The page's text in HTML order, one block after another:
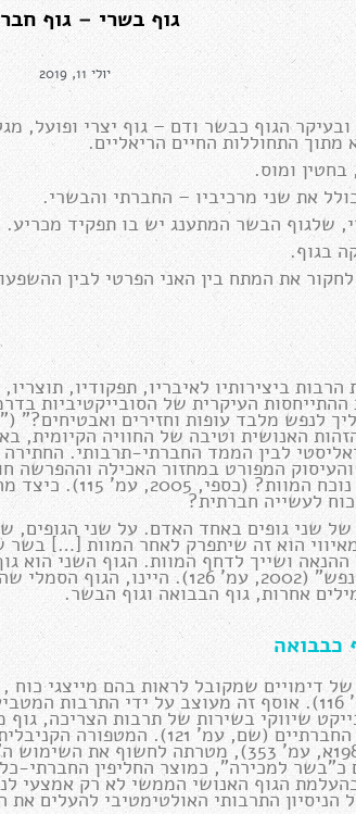
גוף בשרי – גוף
יולי 11, 2019
הגוף כבשר ודם – גוף יצרי ופועל,
התחוללות החיים הריאליים.
ומוס.
את שני מרכיביו – החברתי והבשרי.
שלגוף הבשר המתענג יש בו תפקיד מכריע.
בגוף.
את המתח בין האני הפרטי לבין
ביצירותיו לאיבריו, תפקודיו, תוצריו,
העיקרית של הסובייקטיביות
האנושית וטיבה של החוויה הקיומית,
לבין הממד החברתי-תרבותי. החתירה
והעיסוק המפורט במחזור האכילה וההפרשה
העולה מיצירתו כולה: מה
של שני גופים באחד האדם. על שני הגופים,
הוא זה שיתפרק לאחר המוות […]
ושייך לדחף המוות. הגוף השני הוא
הסימון, היכן שהמילה פועלת ישירות על הנפש" (2002,
אחרות, גוף הבבואה וגוף הבשר.
כבבואה
דימויים שמקובל לראות בהם מייצגי כוח
ובלעדיהם אין להם קיום (כספי, 2005, עמ' 116). אוסף זה מעוצב
שיווקי בשירות של תרבות הצריכה, גוף
החושף את דפוסי השליטה ואת מבני הכוח
כולה היא מלאה שאריות" (לוין, "שיץ", 1988א, עמ' 353),
למכירה", כמוצר החליפין החברתי-
עמ' 126). לוין רואה בהעלמת הגוף האנושי הממשי לא רק
התרבותי האולטימטיבי להעלים את